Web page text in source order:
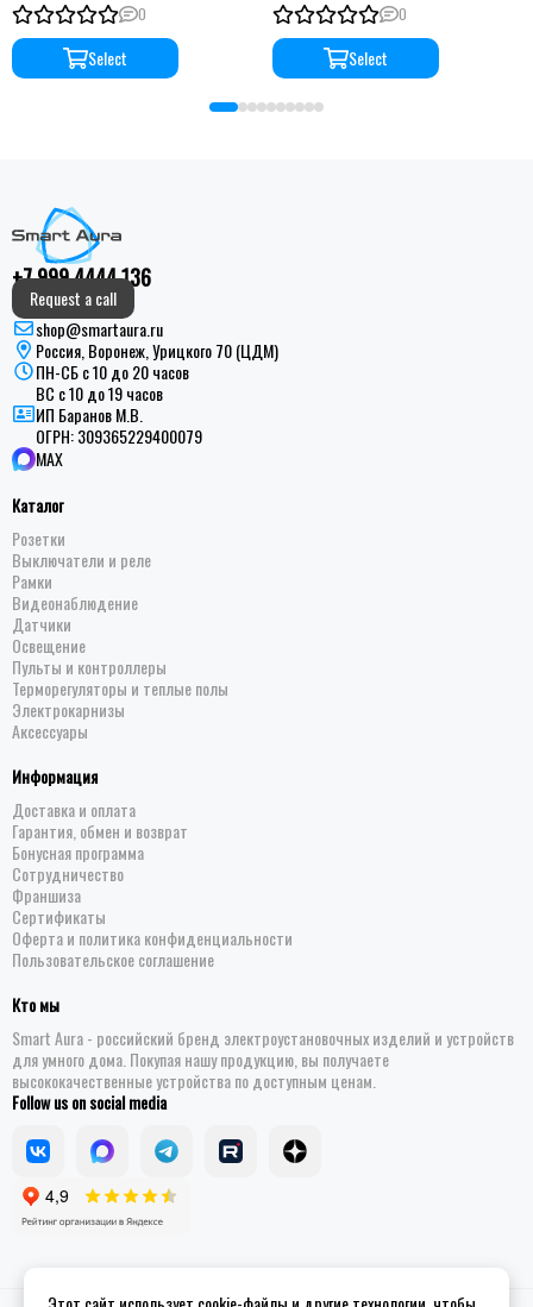
0
Select
0
Select
+7 999 4444 136
Request a call
shop@smartaura.ru
Россия, Воронеж, Урицкого 70 (ЦДМ)
ПН-СБ с 10 до 20 часов
ВС с 10 до 19 часов
ИП Баранов М.В.
ОГРН:309365229400079
MAX
Каталог
Розетки
Выключатели и реле
Рамки
Видеонаблюдение
Датчики
Освещение
Пульты и контроллеры
Терморегуляторы и теплые полы
Электрокарнизы
Аксессуары
Информация
Доставка и оплата
Гарантия, обмен и возврат
Бонусная программа
Сотрудничество
Франшиза
Сертификаты
Оферта и политика конфиденциальности
Пользовательское соглашение
Кто мы
Smart Aura - российский бренд электроустановочных изделий и устройств
для умного дома. Покупая нашу продукцию, вы получаете
высококачественные устройства по доступным ценам.
Follow us on social media